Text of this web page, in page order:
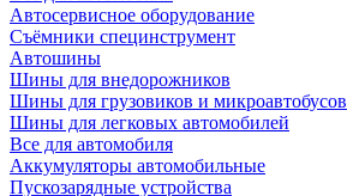
Автосервисное оборудование
Съёмники специнструмент
Автошины
Шины для внедорожников
Шины для грузовиков и микроавтобусов
Шины для легковых автомобилей
Все для автомобиля
Аккумуляторы автомобильные
Пускозарядные устройства